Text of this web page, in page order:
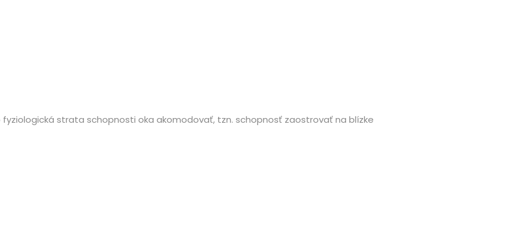
strata schopnosti oka akomodovať, tzn. schopnosť zaostrovať na blízke